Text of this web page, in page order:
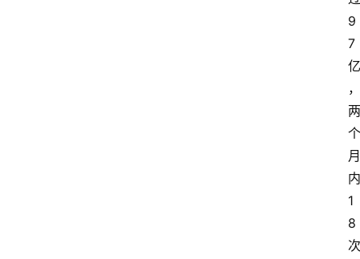
9
7
亿
，
两
个
月
内
1
8
次